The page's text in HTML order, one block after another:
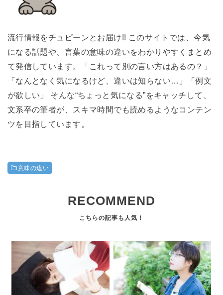
流行情報をチュピーンとお届け!! このサイトでは、今気
になる話題や、言葉の意味の違いをわかりやすくまとめ
て発信しています。「これって別の言い方はあるの？」
「なんとなく気になるけど、違いは知らない…」「例文
が欲しい」 そんな“ちょっと気になる”をキャッチして、
文系卒の筆者が、スキマ時間でも読めるようなコンテン
ツを目指しています。
意味の違い
RECOMMEND